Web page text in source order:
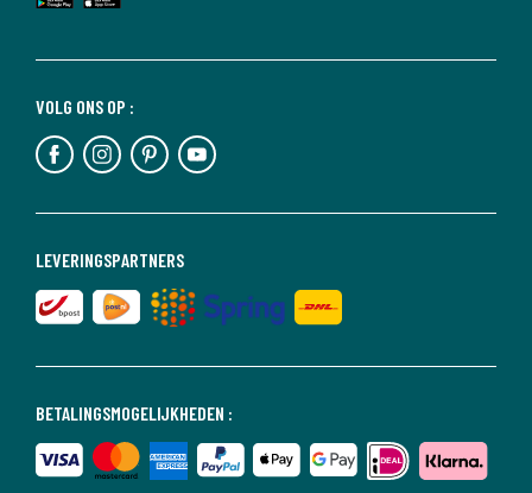
BETALINGSMOGELIJKHEDEN :
LEVERINGSPARTNERS
VOLG ONS OP :